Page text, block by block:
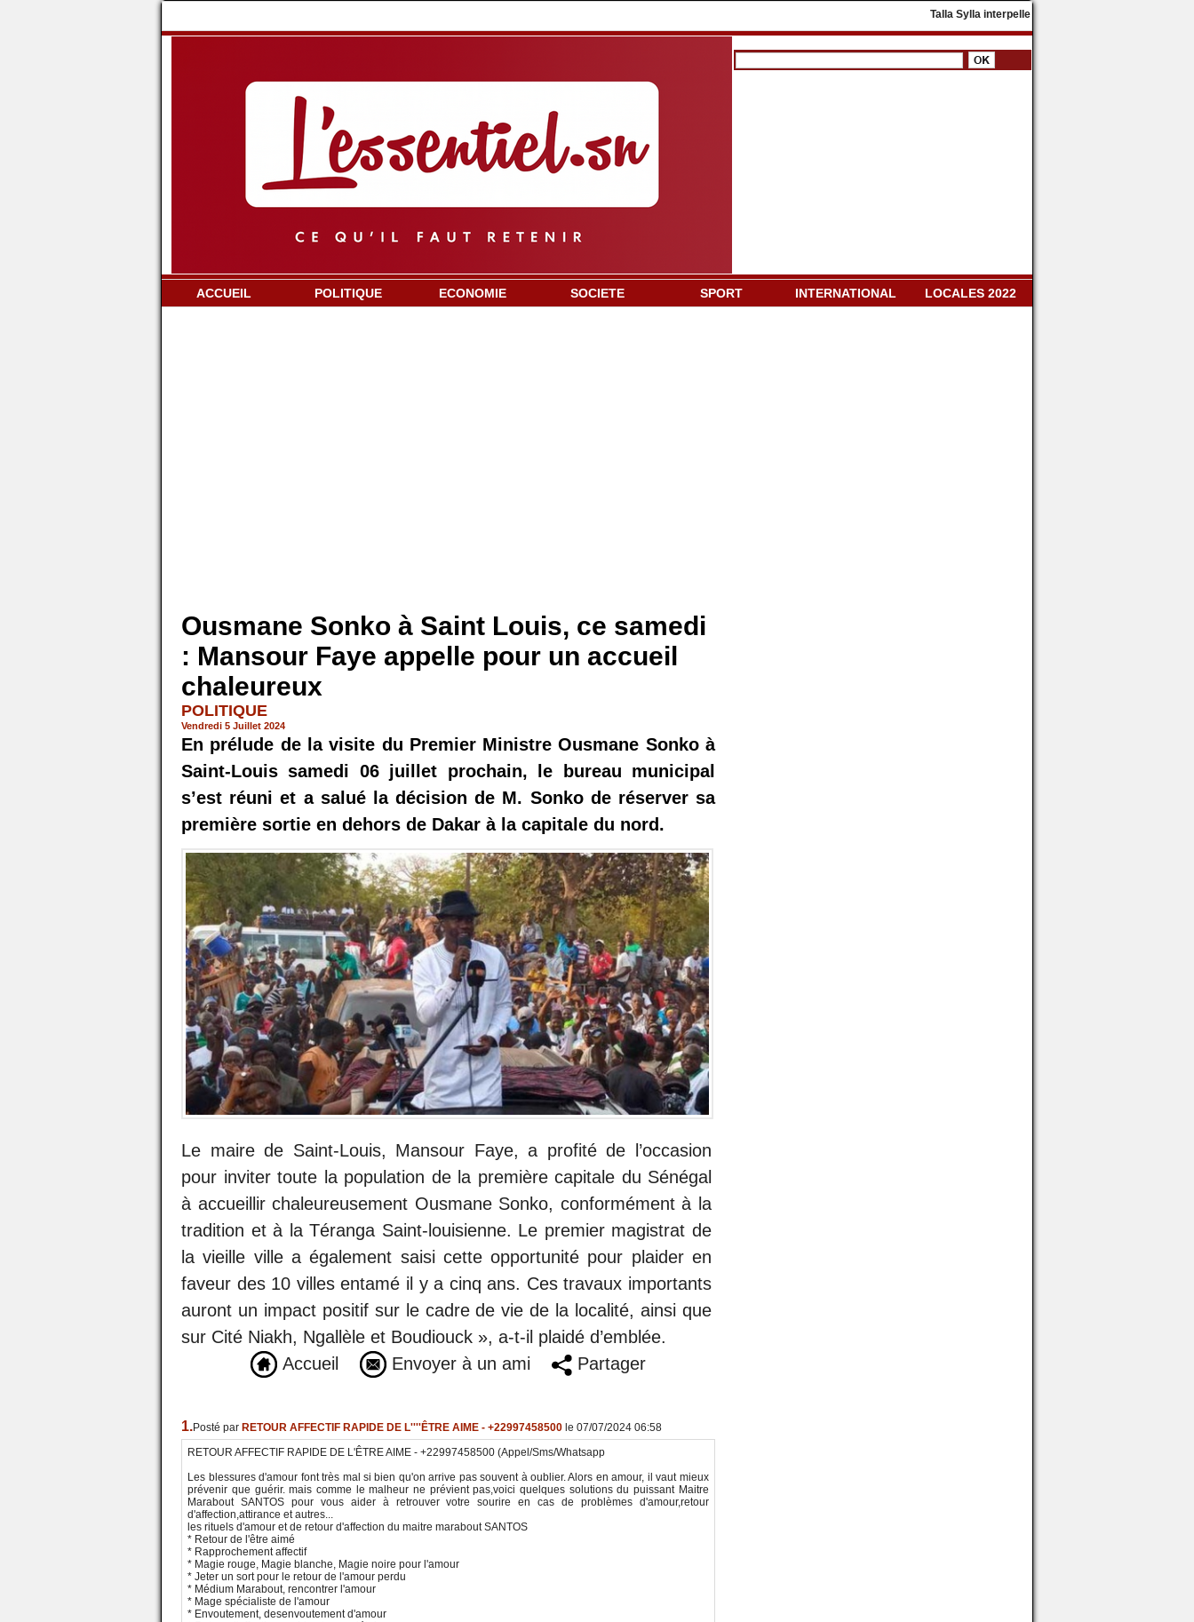
​Talla Sylla interpelle Diomaye Faye : « Il faut dissoudre
ACCUEIL POLITIQUE ECONOMIE SOCIETE SPORT INTERNATIONAL LOCALES 2022
Ousmane Sonko à Saint Louis, ce samedi
: Mansour Faye appelle pour un accueil
chaleureux
POLITIQUE
Vendredi 5 Juillet 2024
En prélude de la visite du Premier Ministre Ousmane Sonko à
Saint-Louis samedi 06 juillet prochain, le bureau municipal
s’est réuni et a salué la décision de M. Sonko de réserver sa
première sortie en dehors de Dakar à la capitale du nord.
Le maire de Saint-Louis, Mansour Faye, a profité de l’occasion
pour inviter toute la population de la première capitale du Sénégal
à accueillir chaleureusement Ousmane Sonko, conformément à la
tradition et à la Téranga Saint-louisienne. Le premier magistrat de
la vieille ville a également saisi cette opportunité pour plaider en
faveur des 10 villes entamé il y a cinq ans. Ces travaux importants
auront un impact positif sur le cadre de vie de la localité, ainsi que
sur Cité Niakh, Ngallèle et Boudiouck », a-t-il plaidé d’emblée.
Accueil
Envoyer à un ami Partager
1.Posté par RETOUR AFFECTIF RAPIDE DE L''''ÊTRE AIME - +22997458500 le 07/07/2024 06:58
RETOUR AFFECTIF RAPIDE DE L'ÊTRE AIME - +22997458500 (Appel/Sms/Whatsapp
Les blessures d'amour font très mal si bien qu'on arrive pas souvent à oublier. Alors en amour, il vaut mieux
prévenir que guérir. mais comme le malheur ne prévient pas,voici quelques solutions du puissant Maitre
Marabout SANTOS pour vous aider à retrouver votre sourire en cas de problèmes d'amour,retour
d'affection,attirance et autres...
les rituels d'amour et de retour d'affection du maitre marabout SANTOS
* Retour de l'être aimé
* Rapprochement affectif
* Magie rouge, Magie blanche, Magie noire pour l'amour
* Jeter un sort pour le retour de l'amour perdu
* Médium Marabout, rencontrer l'amour
* Mage spécialiste de l'amour
* Envoutement, desenvoutement d'amour